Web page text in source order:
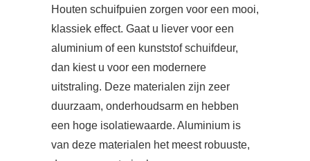
Houten schuifpuien zorgen voor een mooi,
klassiek effect. Gaat u liever voor een
aluminium of een kunststof schuifdeur,
dan kiest u voor een modernere
uitstraling. Deze materialen zijn zeer
duurzaam, onderhoudsarm en hebben
een hoge isolatiewaarde. Aluminium is
van deze materialen het meest robuuste,